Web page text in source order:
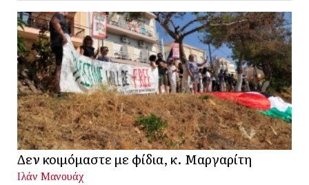
Δεν κοιμόμαστε με φίδια, κ. Μαργαρίτη
Ιλάν Μανουάχ